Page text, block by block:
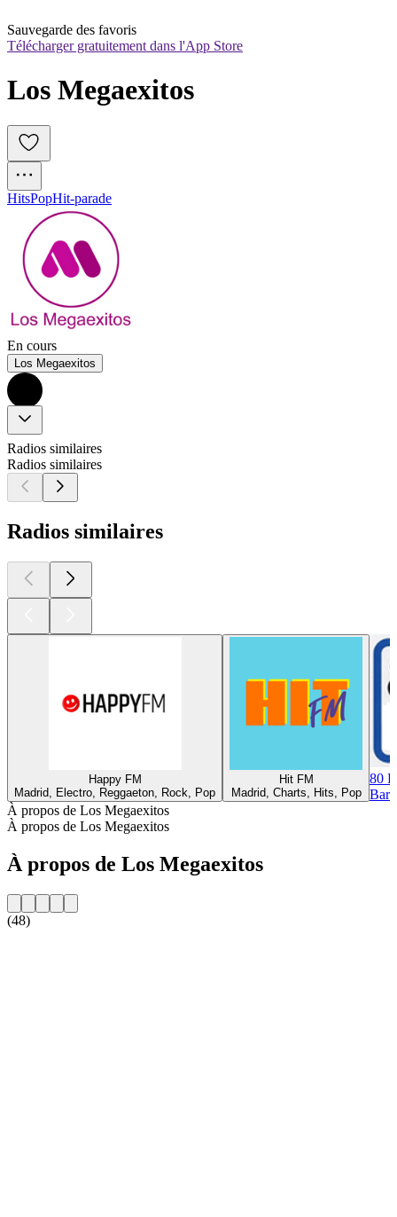
Sauvegarde des favoris
Télécharger gratuitement dans l'App Store
Los Megaexitos
HitsPopHit-parade
En cours
Los Megaexitos
Radios similaires
Radios similaires
Radios similaires
Happy FM
Madrid, Electro, Reggaeton, Rock, Pop
Hit FM
Madrid, Charts, Hits, Pop
80
À propos de Los Megaexitos
À propos de Los Megaexitos
À propos de Los Megaexitos
(48)